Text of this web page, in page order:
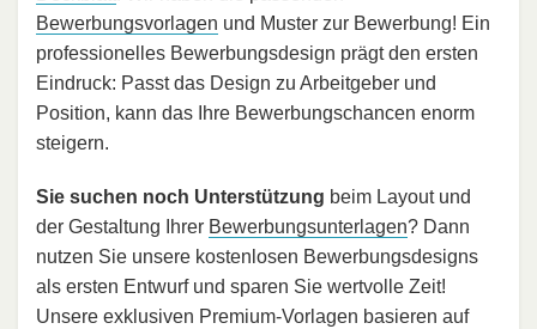
Bewerbungsvorlagen und Muster zur Bewerbung! Ein
professionelles Bewerbungsdesign prägt den ersten
Eindruck: Passt das Design zu Arbeitgeber und
Position, kann das Ihre Bewerbungschancen enorm
steigern.
Sie suchen noch Unterstützung beim Layout und
der Gestaltung Ihrer Bewerbungsunterlagen? Dann
nutzen Sie unsere kostenlosen Bewerbungsdesigns
als ersten Entwurf und sparen Sie wertvolle Zeit!
Unsere exklusiven Premium-Vorlagen basieren auf